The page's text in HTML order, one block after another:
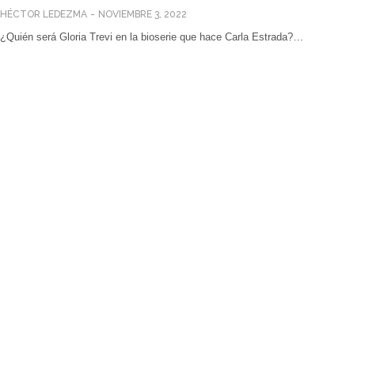
HÉCTOR LEDEZMA NOVIEMBRE 3, 2022
¿Quién será Gloria Trevi en la bioserie que hace Carla Estrada?…